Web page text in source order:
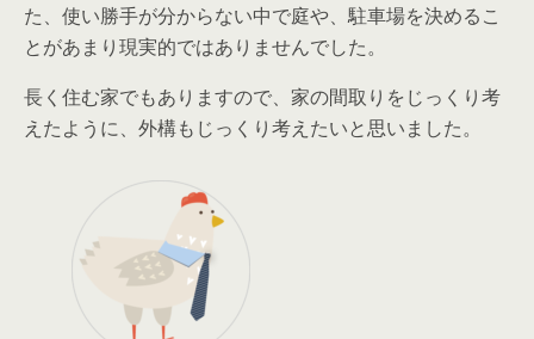
た、使い勝手が分からない中で庭や、駐車場を決めるこ
とがあまり現実的ではありませんでした。
長く住む家でもありますので、家の間取りをじっくり考
えたように、外構もじっくり考えたいと思いました。